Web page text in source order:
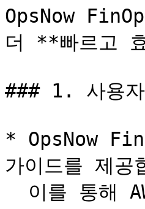
OpsNow
더 **빠르고
### 1. 사용
* OpsNow
가이드를 제공